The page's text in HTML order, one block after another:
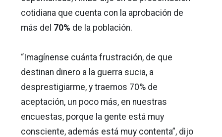
cotidiana que cuenta con la aprobación de
más del 70% de la población.
“Imagínense cuánta frustración, de que
destinan dinero a la guerra sucia, a
desprestigiarme, y traemos 70% de
aceptación, un poco más, en nuestras
encuestas, porque la gente está muy
consciente, además está muy contenta”, dijo